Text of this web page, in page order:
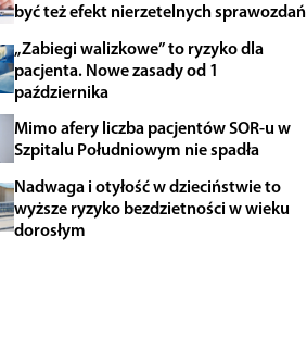
być też efekt nierzetelnych sprawozdań
„Zabiegi walizkowe” to ryzyko dla
pacjenta. Nowe zasady od 1
października
Mimo afery liczba pacjentów SOR-u w
Szpitalu Południowym nie spadła
Nadwaga i otyłość w dzieciństwie to
wyższe ryzyko bezdzietności w wieku
dorosłym